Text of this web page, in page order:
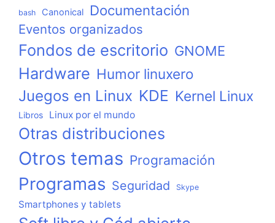
bash Canonical Documentación
Eventos organizados
Fondos de escritorio GNOME
Hardware Humor linuxero
Juegos en Linux KDE Kernel Linux
Libros Linux por el mundo
Otras distribuciones
Otros temas Programación
Programas Seguridad Skype
Smartphones y tablets